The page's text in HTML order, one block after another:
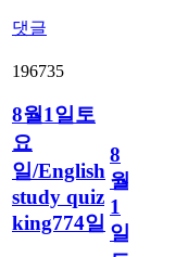
댓글
196735
8월1일토
요
일/English
study quiz
king774일
8
월
1
일